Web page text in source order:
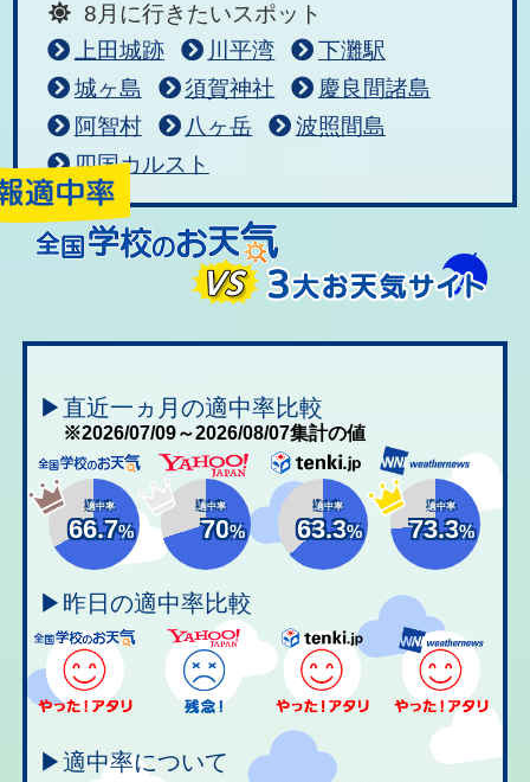
8月に行きたいスポット
上田城跡
川平湾
下灘駅
城ヶ島
須賀神社
慶良間諸島
阿智村
八ヶ岳
波照間島
四国カルスト
▶直近一ヵ月の適中率比較
※2026/07/09～2026/08/07集計の値
適中率
66.7%
適中率
70%
適中率
63.3%
適中率
73.3%
▶昨日の適中率比較
▶適中率について